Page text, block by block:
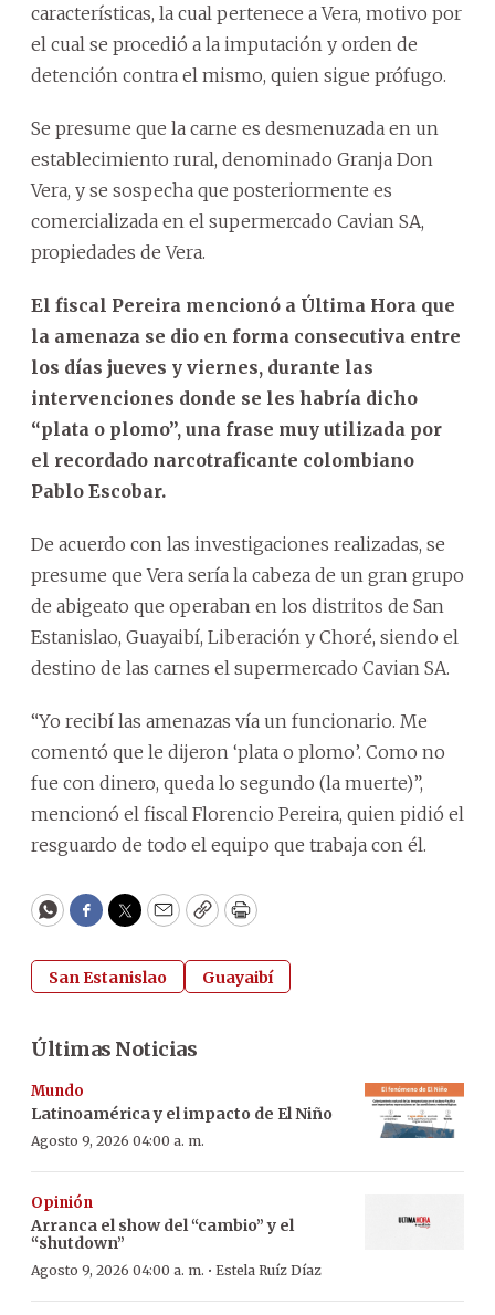
características, la cual pertenece a Vera, motivo por
el cual se procedió a la imputación y orden de
detención contra el mismo, quien sigue prófugo.
Se presume que la carne es desmenuzada en un
establecimiento rural, denominado Granja Don
Vera, y se sospecha que posteriormente es
comercializada en el supermercado Cavian SA,
propiedades de Vera.
El fiscal Pereira mencionó a Última Hora que
la amenaza se dio en forma consecutiva entre
los días jueves y viernes, durante las
intervenciones donde se les habría dicho
“plata o plomo”, una frase muy utilizada por
el recordado narcotraficante colombiano
Pablo Escobar.
De acuerdo con las investigaciones realizadas, se
presume que Vera sería la cabeza de un gran grupo
de abigeato que operaban en los distritos de San
Estanislao, Guayaibí, Liberación y Choré, siendo el
destino de las carnes el supermercado Cavian SA.
“Yo recibí las amenazas vía un funcionario. Me
comentó que le dijeron ‘plata o plomo’. Como no
fue con dinero, queda lo segundo (la muerte)”,
mencionó el fiscal Florencio Pereira, quien pidió el
resguardo de todo el equipo que trabaja con él.
WhatsApp
Facebook
Twitter
EmailCopyPrint
San Estanislao Guayaibí
Últimas Noticias
Mundo
Latinoamérica y el impacto de El Niño
Agosto 9, 2026 04:00 a. m.
Opinión
Arranca el show del “cambio” y el
“shutdown”
Agosto 9, 2026 04:00 a. m. · Estela Ruíz Díaz